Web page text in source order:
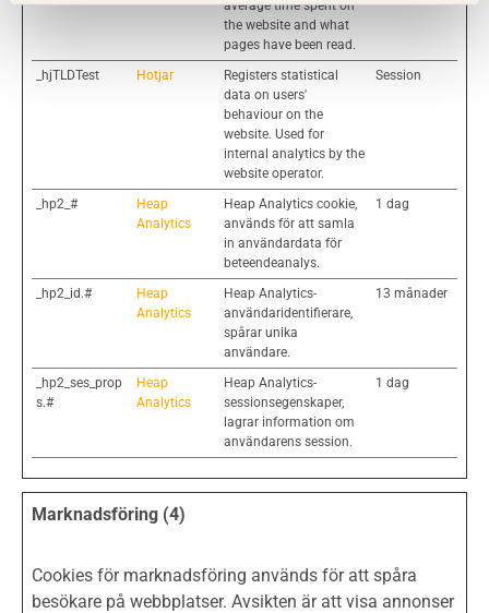
average time spent on
the website and what
pages have been read.
_hjTLDTest Hotjar
Registers statistical
data on users'
behaviour on the
website. Used for
internal analytics by the
website operator.
Session
_hp2_#
Heap
Analytics
Heap Analytics cookie,
används för att samla
in användardata för
beteendeanalys.
1 dag
_hp2_id.#
Heap
Analytics
Heap Analytics-
användaridentifierare,
spårar unika
användare.
13 månader
_hp2_ses_prop
s.#
Heap
Analytics
Heap Analytics-
sessionsegenskaper,
lagrar information om
användarens session.
1 dag
Marknadsföring (4)
Cookies för marknadsföring används för att spåra
besökare på webbplatser. Avsikten är att visa annonser